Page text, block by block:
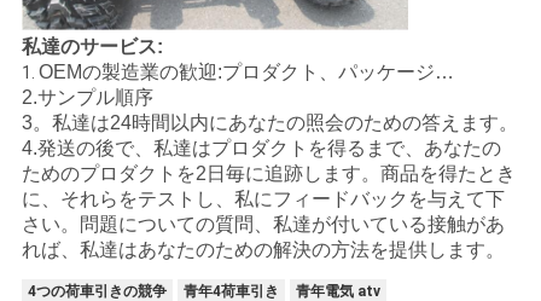
シ
ー
ポ
リ
シ
ー
私達のサービス:
1. OEMの製造業の歓迎:プロダクト、パッケージ…
2.サンプル順序
3。私達は24時間以内にあなたの照会のための答えます。
4.発送の後で、私達はプロダクトを得るまで、あなたの
ためのプロダクトを2日毎に追跡します。商品を得たとき
に、それらをテストし、私にフィードバックを与えて下
さい。問題についての質問、私達が付いている接触があ
れば、私達はあなたのための解決の方法を提供します。
4つの荷車引きの競争 青年4荷車引き 青年電気 atv